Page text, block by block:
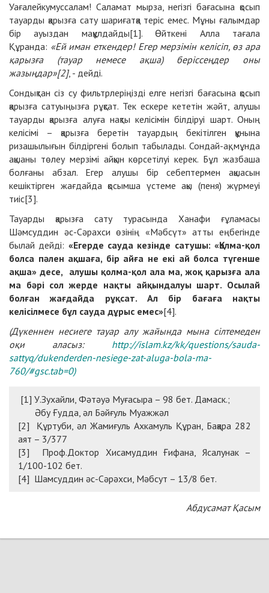
Уағалейкумуссалам! Саламат мырза, негізгі бағасына қосып
тауарды қарызға сату шариғатқа теріс емес. Мұны ғалымдар
бір ауыздан мақұлдайды[1]. Өйткені Алла тағала
Құранда: «Ей иман еткендер! Егер мерзімін келісіп, өз ара
қарызға (тауар немесе ақша) беріссеңдер оны
жазыңдар»[2], - дейді.
Сондықтан сіз су фильтрлеріңізді елге негізгі бағасына қосып
қарызға сатуыңызға рұқсат. Тек ескере кететін жәйт, алушы
тауарды қарызға алуға нақты келісімін білдіруі шарт. Оның
келісімі – қарызға беретін тауардың бекітілген құнына
ризашылығын білдіргені болып табылады. Сондай-ақ, мұнда
ақшаны төлеу мерзімі айқын көрсетілуі керек. Бұл жазбаша
болғаны абзал. Егер алушы бір себептермен ақшасын
кешіктірген жағдайда қосымша үстеме ақы (пеня) жүрмеуі
тиіс[3].
Тауарды қарызға сату турасында Ханафи ғұламасы
Шәмсуддин әс-Сәрахси өзінің «Мәбсүт» атты еңбегінде
былай дейді: «Егерде сауда кезінде сатушы: «Қолма-қол
болса пәлен ақшаға, бір айға не екі ай болса түгенше
ақша» десе, алушы қолма-қол ала ма, жоқ қарызға ала
ма бәрі сол жерде нақты айқындалуы шарт. Осылай
болған жағдайда рұқсат. Ал бір бағаға нақты
келісілмесе бұл сауда дұрыс емес»[4].
(Дүкеннен несиеге тауар алу жайында мына сілтемеден
оқи аласыз: http://islam.kz/kk/questions/sauda-
sattyq/dukenderden-nesiege-zat-aluga-bola-ma-
760/#gsc.tab=0)
[1] У.Зухайли, Фәтәуә Муғасыра – 98 бет. Дамаск.;
Әбу Ғудда, әл Бәйғуль Муажжәл
[2] Құртуби, әл Жамиғуль Ахкамуль Құран, Бақара 282
аят – 3/377
[3] Проф.Доктор Хисамуддин Ғифана, Ясалунак –
1/100-102 бет.
[4] Шамсуддин әс-Сәрәхси, Мәбсут – 13/8 бет.
Абдусамат Қасым